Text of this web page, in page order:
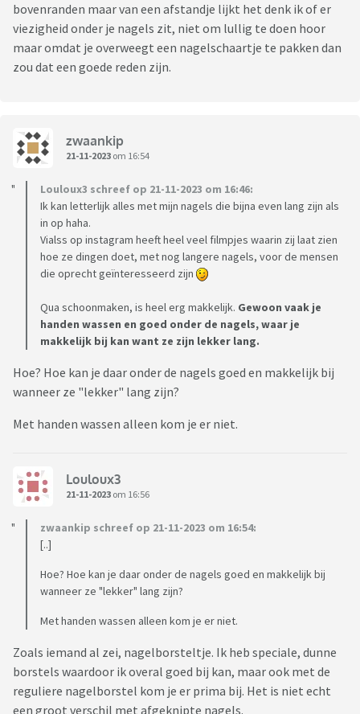
bovenranden maar van een afstandje lijkt het denk ik of er
viezigheid onder je nagels zit, niet om lullig te doen hoor
maar omdat je overweegt een nagelschaartje te pakken dan
zou dat een goede reden zijn.
zwaankip
21-11-2023 om 16:54
Louloux3 schreef op 21-11-2023 om 16:46:
Ik kan letterlijk alles met mijn nagels die bijna even lang zijn als
in op haha.
Vialss op instagram heeft heel veel filmpjes waarin zij laat zien
hoe ze dingen doet, met nog langere nagels, voor de mensen
die oprecht geïnteresseerd zijn
Qua schoonmaken, is heel erg makkelijk. Gewoon vaak je
handen wassen en goed onder de nagels, waar je
makkelijk bij kan want ze zijn lekker lang.
Hoe? Hoe kan je daar onder de nagels goed en makkelijk bij
wanneer ze "lekker" lang zijn?
Met handen wassen alleen kom je er niet.
Louloux3
21-11-2023 om 16:56
zwaankip schreef op 21-11-2023 om 16:54:
[..]
Hoe? Hoe kan je daar onder de nagels goed en makkelijk bij
wanneer ze "lekker" lang zijn?
Met handen wassen alleen kom je er niet.
Zoals iemand al zei, nagelborsteltje. Ik heb speciale, dunne
borstels waardoor ik overal goed bij kan, maar ook met de
reguliere nagelborstel kom je er prima bij. Het is niet echt
een groot verschil met afgeknipte nagels.